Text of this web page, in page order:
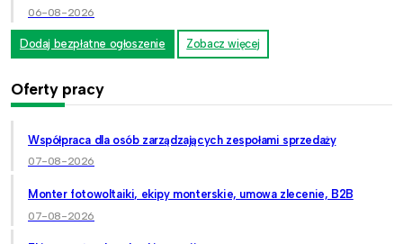
06-08-2026
Dodaj bezpłatne ogłoszenie Zobacz więcej
Oferty pracy
Współpraca dla osób zarządzających zespołami sprzedaży
07-08-2026
Monter fotowoltaiki, ekipy monterskie, umowa zlecenie, B2B
07-08-2026